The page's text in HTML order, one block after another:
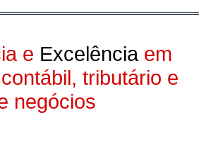
e Excelência em
tributário e
negócios